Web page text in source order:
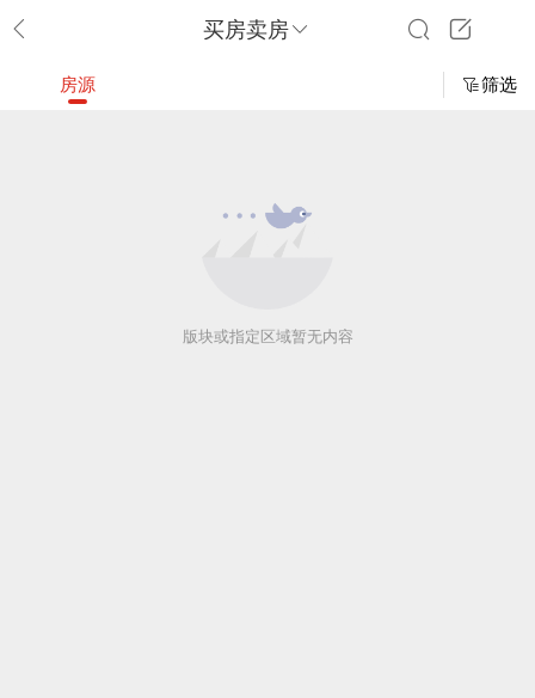
买房卖房
房源 筛选
版块或指定区域暂无内容